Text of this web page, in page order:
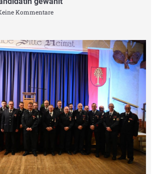
Kommentare